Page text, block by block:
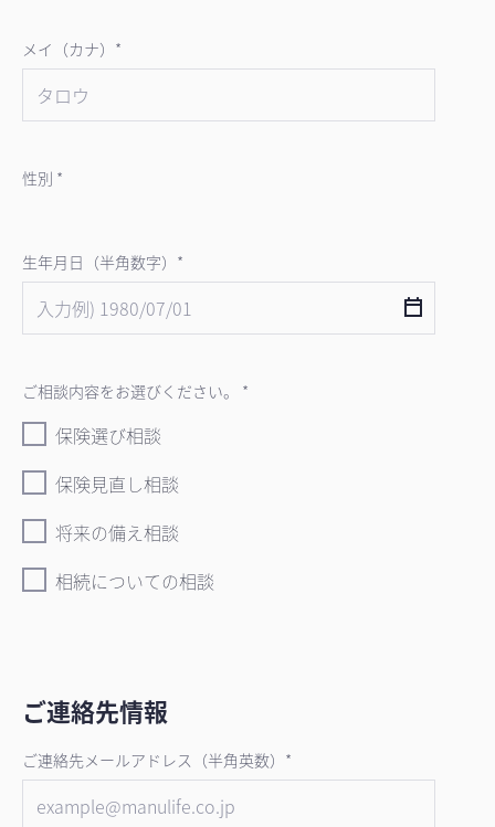
メイ（カナ）*
性別 *
生年月日（半角数字）*
ご相談内容をお選びください。 *
保険選び相談
保険見直し相談
将来の備え相談
相続についての相談
ご連絡先情報
ご連絡先メールアドレス（半角英数）*